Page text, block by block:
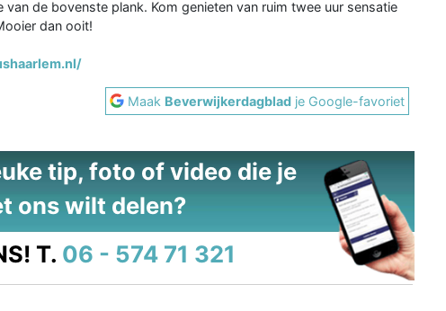
de bovenste plank. Kom genieten van ruim twee uur sensatie
dan ooit!
Maak Beverwijkerdagblad je Google-favoriet
tip, foto of video die je
ons wilt delen?
T. 06 - 574 71 321